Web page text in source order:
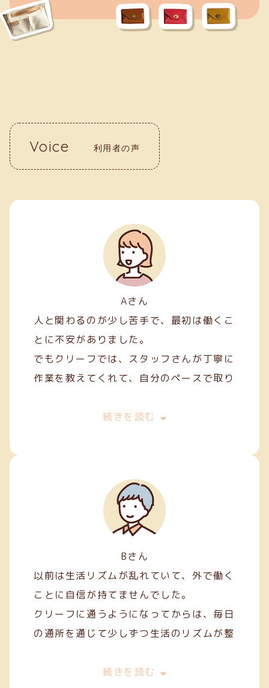
Voice 利用者の声
Aさん
人と関わるのが少し苦手で、最初は働くこ
とに不安がありました。
でもクリーフでは、スタッフさんが丁寧に
作業を教えてくれて、自分のペースで取り
最初は両面テープ貼りや裁縫などの簡単な
続きを読む
Bさん
以前は生活リズムが乱れていて、外で働く
ことに自信が持てませんでした。
クリーフに通うようになってからは、毎日
の通所を通じて少しずつ生活のリズムが整
続きを読む